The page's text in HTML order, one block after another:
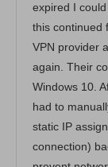
expired I
this continued
VPN provider
again. Their
Windows 10.
had to
static IP
connection)